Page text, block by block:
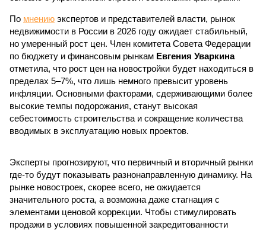
По мнению экспертов и представителей власти, рынок
недвижимости в России в 2026 году ожидает стабильный,
но умеренный рост цен. Член комитета Совета Федерации
по бюджету и финансовым рынкам Евгения Уваркина
отметила, что рост цен на новостройки будет находиться в
пределах 5–7%, что лишь немного превысит уровень
инфляции. Основными факторами, сдерживающими более
высокие темпы подорожания, станут высокая
себестоимость строительства и сокращение количества
вводимых в эксплуатацию новых проектов.
Эксперты прогнозируют, что первичный и вторичный рынки
где-то будут показывать разнонаправленную динамику. На
рынке новостроек, скорее всего, не ожидается
значительного роста, а возможна даже стагнация с
элементами ценовой коррекции. Чтобы стимулировать
продажи в условиях повышенной закредитованности